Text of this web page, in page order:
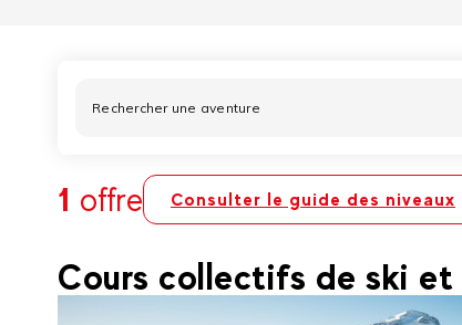
1 offre Consulter le guide des niveaux
Cours collectifs de ski et